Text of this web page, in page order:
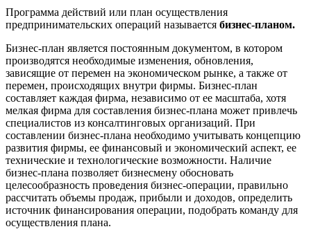
Программа действий или план осуществления
предпринимательских операций называется бизнес-планом.
Бизнес-план является постоянным документом, в котором
производятся необходимые изменения, обновления,
зависящие от перемен на экономическом рынке, а также от
перемен, происходящих внутри фирмы. Бизнес-план
составляет каждая фирма, независимо от ее масштаба, хотя
мелкая фирма для составления бизнес-плана может привлечь
специалистов из консалтинговых организаций. При
составлении бизнес-плана необходимо учитывать концепцию
развития фирмы, ее финансовый и экономический аспект, ее
технические и технологические возможности. Наличие
бизнес-плана позволяет бизнесмену обосновать
целесообразность проведения бизнес-операции, правильно
рассчитать объемы продаж, прибыли и доходов, определить
источник финансирования операции, подобрать команду для
осуществления плана.